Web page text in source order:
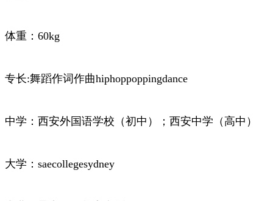
体重：60kg
专长:舞蹈作词作曲hiphoppoppingdance
中学：西安外国语学校（初中）；西安中学（高中）
大学：saecollegesydney